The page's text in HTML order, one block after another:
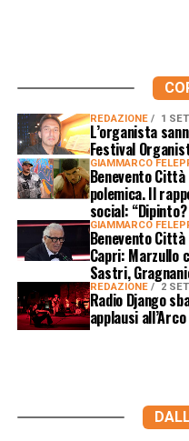
REDAZIONE 1
L’organista
Festival
GIAMMARCO
Benevento
polemica. Il
social:
GIAMMARCO
Benevento
Capri: Marzullo
Sastri,
REDAZIONE 2
Radio Django
applausi